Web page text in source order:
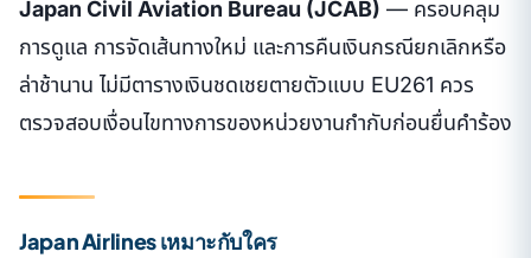
Japan Civil Aviation Bureau (JCAB) — ครอบคลุม
การดูแล การจัดเส้นทางใหม่ และการคืนเงินกรณียกเลิกหรือ
ล่าช้านาน ไม่มีตารางเงินชดเชยตายตัวแบบ EU261 ควร
ตรวจสอบเงื่อนไขทางการของหน่วยงานกำกับก่อนยื่นคำร้อง
Japan Airlines เหมาะกับใคร